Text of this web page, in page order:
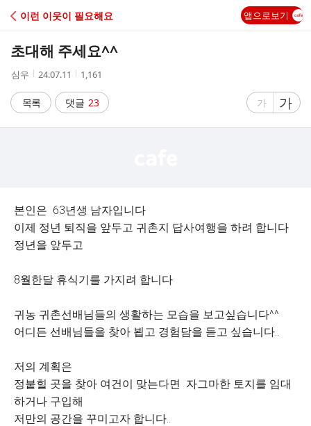
C
이런 이웃이 필요해요 앱으로보기
초대해 주세요^^
작
자
심우
작
시
간
24.07.11
조
수
1,161
목록 댓글 23
글
가
글
자
가
본인은 63년생 남자입니다
이제 정년 퇴직을 앞두고 귀촌지 답사여행을 하려 합니다
정년을 앞두고
8월한달 휴식기를 가지려 합니다
귀농 귀촌선배님들의 생활하는 모습을 보고싶습니다^^
어디든 선배님들을 찾아 뵙고 경험담을 듣고 싶습니다..
저의 계획은
정붙힐 곳을 찾아 여건이 맞는다면 자그마한 토지를 임대
하거나 구입해
저만의 공간을 꾸미고자 합니다..